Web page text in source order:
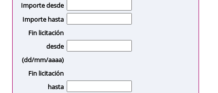
Importe desde
Importe hasta
Fin licitación
desde
(dd/mm/aaaa)
Fin licitación
hasta